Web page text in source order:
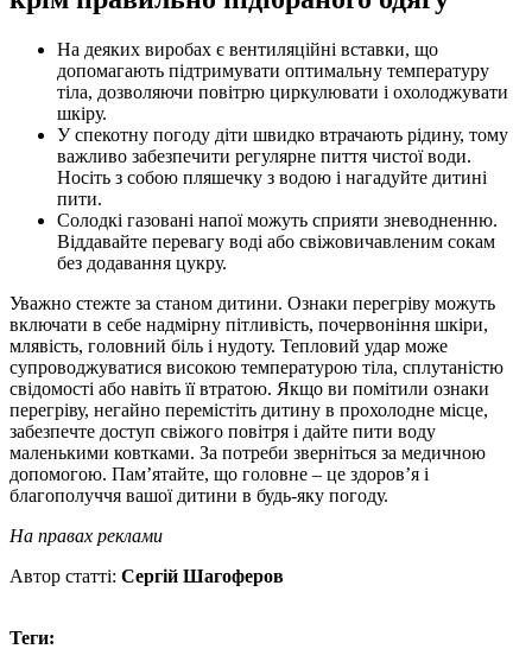
На деяких виробах є вентиляційні вставки, що
допомагають підтримувати оптимальну температуру
тіла, дозволяючи повітрю циркулювати і охолоджувати
шкіру.
У спекотну погоду діти швидко втрачають рідину, тому
важливо забезпечити регулярне пиття чистої води.
Носіть з собою пляшечку з водою і нагадуйте дитині
пити.
Солодкі газовані напої можуть сприяти зневодненню.
Віддавайте перевагу воді або свіжовичавленим сокам
без додавання цукру.
Уважно стежте за станом дитини. Ознаки перегріву можуть
включати в себе надмірну пітливість, почервоніння шкіри,
млявість, головний біль і нудоту. Тепловий удар може
супроводжуватися високою температурою тіла, сплутаністю
свідомості або навіть її втратою. Якщо ви помітили ознаки
перегріву, негайно перемістіть дитину в прохолодне місце,
забезпечте доступ свіжого повітря і дайте пити воду
маленькими ковтками. За потреби зверніться за медичною
допомогою. Пам’ятайте, що головне – це здоров’я і
благополуччя вашої дитини в будь-яку погоду.
На правах реклами
Автор статті: Сергій Шагоферов
Теги: